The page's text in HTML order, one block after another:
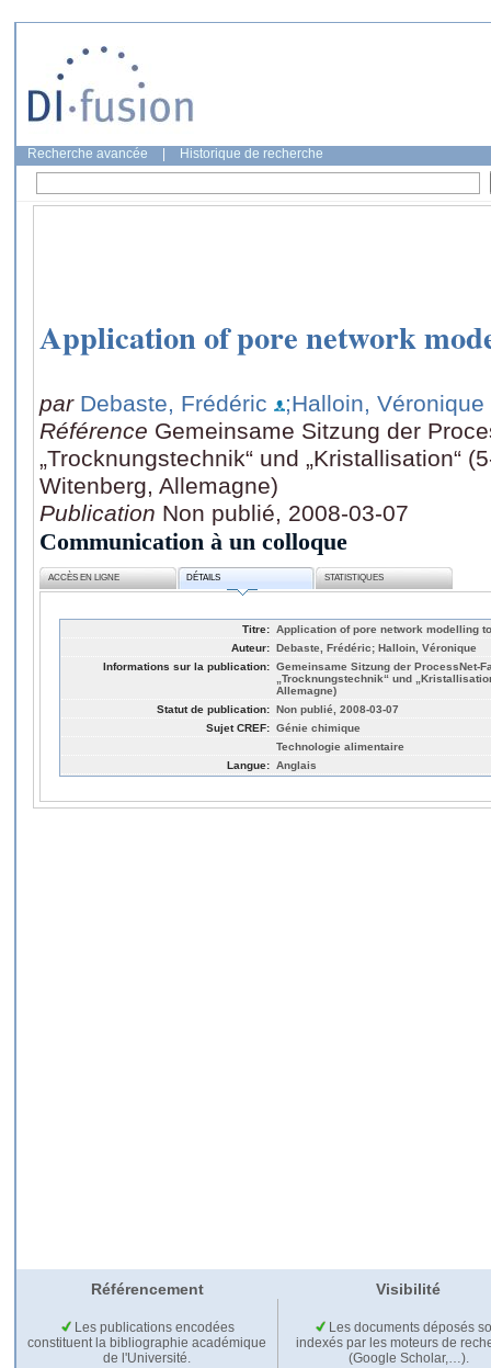
Recherche avancée Historique de recherche
Application of pore network
par Debaste, Frédéric
;Halloin, Véronique
Référence Gemeinsame Sitzung der
„Trocknungstechnik“ und „Kristallisation“
Witenberg, Allemagne)
Publication Non publié, 2008-03-07
Communication à un colloque
ACCÈS EN LIGNE DÉTAILS STATISTIQUES
Titre: Application of pore network modelling
Auteur: Debaste, Frédéric; Halloin, Véronique
Informations sur la publication: Gemeinsame Sitzung der ProcessNet-
„Trocknungstechnik“ und
Allemagne)
Statut de publication: Non publié, 2008-03-07
Sujet CREF: Génie chimique
Technologie alimentaire
Langue: Anglais
Référencement Visibilité
Les publications encodées
constituent la bibliographie académique
de l'Université.
Les documents déposés
indexés par les moteurs de
(Google Scholar,…).